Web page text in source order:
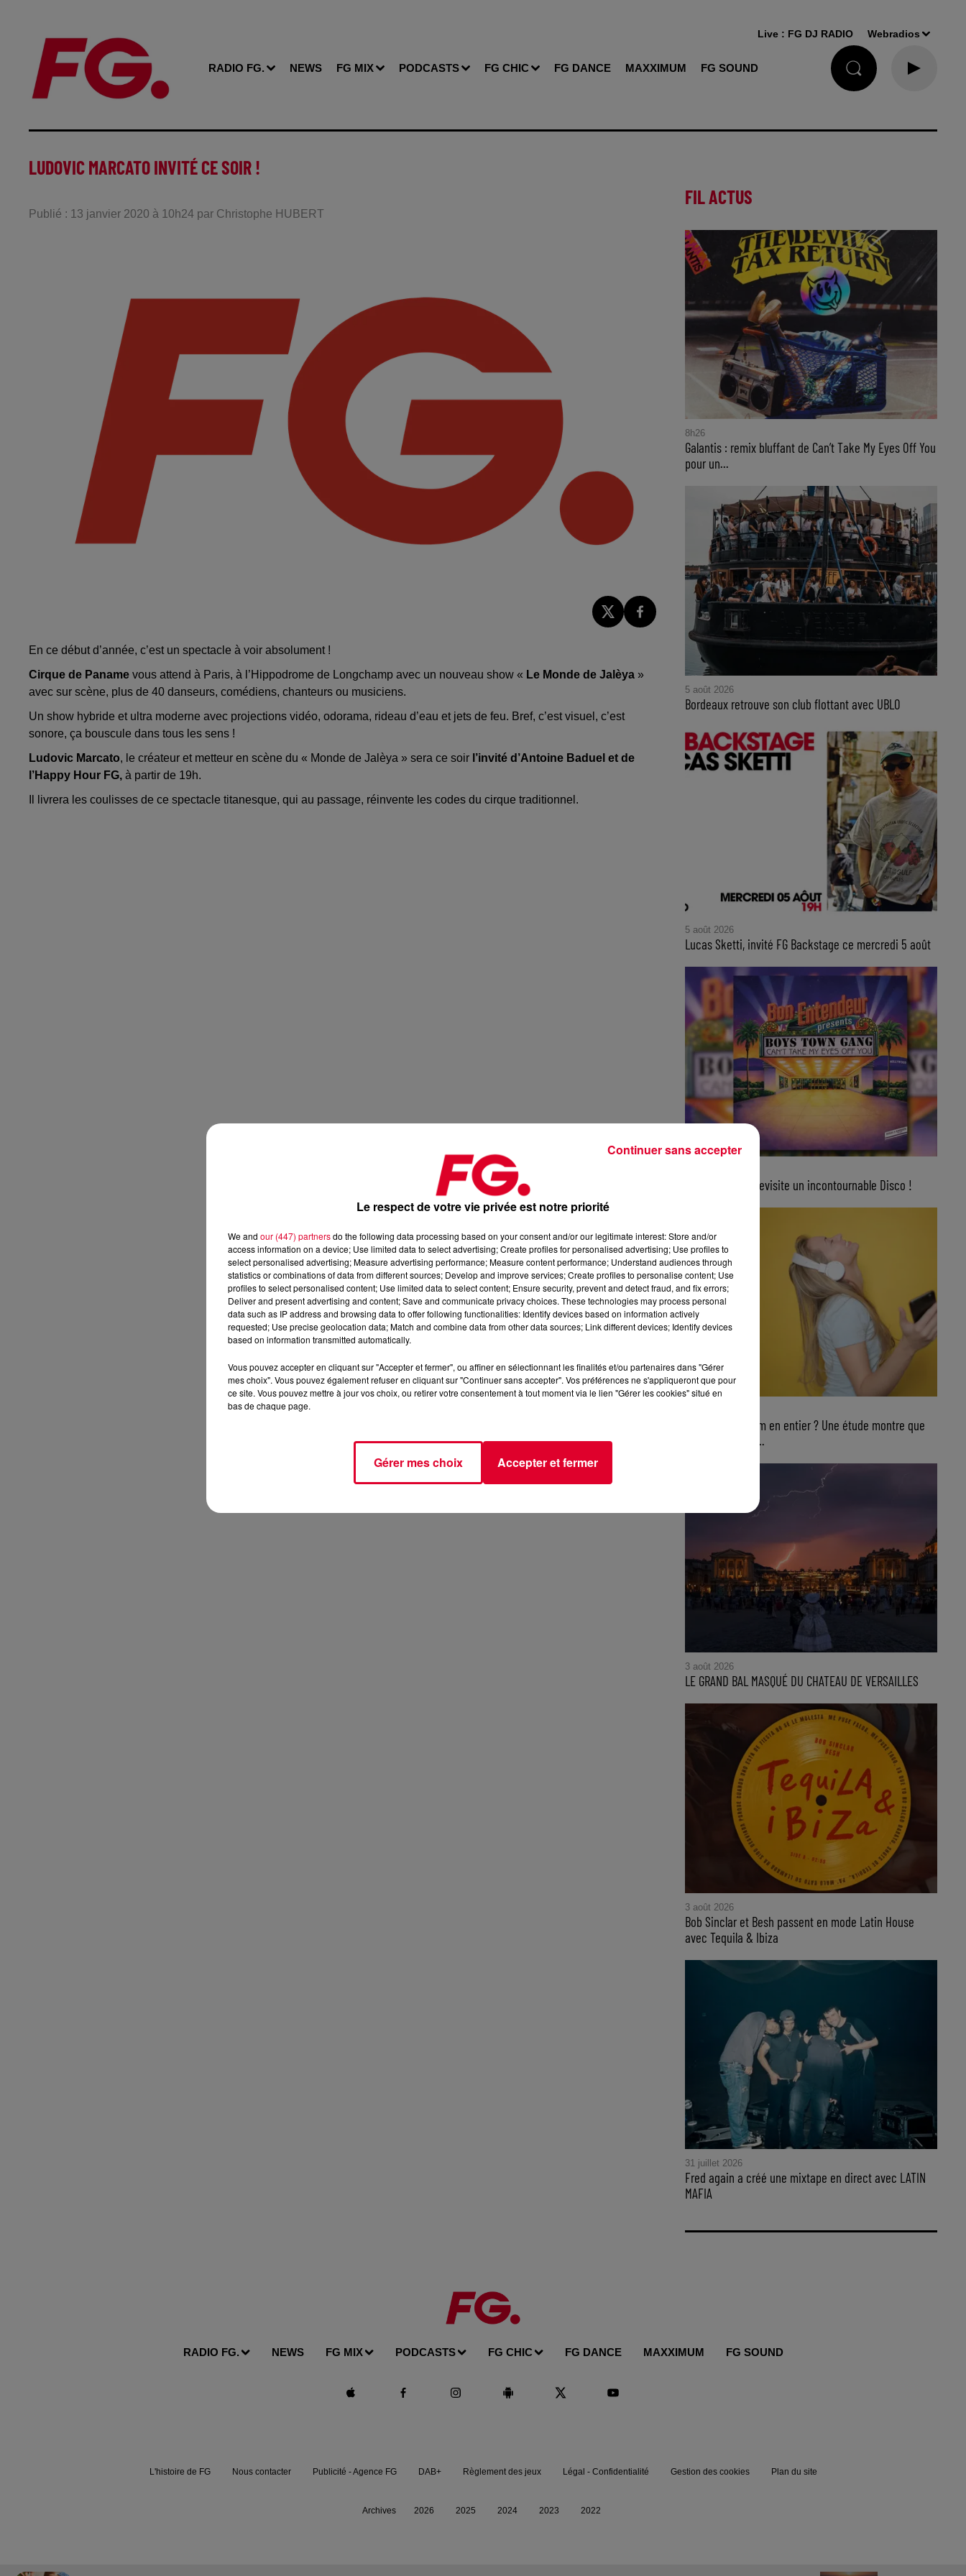
RADIO FG. NEWS FG MIX PODCASTS FG CHIC FG DANCE MAXXIMUM FG SOUND
Live : FG DJ RADIO Webradios
LUDOVIC MARCATO INVITÉ CE SOIR !
Publié : 13 janvier 2020 à 10h24 par Christophe HUBERT
En ce début d’année, c’est un spectacle à voir absolument !
Cirque de Paname vous attend à Paris, à l’Hippodrome de Longchamp avec un nouveau show « Le Monde de Jalèya »
avec sur scène, plus de 40 danseurs, comédiens, chanteurs ou musiciens.
Un show hybride et ultra moderne avec projections vidéo, odorama, rideau d’eau et jets de feu. Bref, c’est visuel, c’est
sonore, ça bouscule dans tous les sens !
Ludovic Marcato, le créateur et metteur en scène du « Monde de Jalèya » sera ce soir l’invité d’Antoine Baduel et de
l’Happy Hour FG, à partir de 19h.
Il livrera les coulisses de ce spectacle titanesque, qui au passage, réinvente les codes du cirque traditionnel.
FIL ACTUS
8h26
Galantis : remix bluffant de Can’t Take My Eyes Off You
pour un...
5 août 2026
Bordeaux retrouve son club flottant avec UBLO
5 août 2026
Lucas Sketti, invité FG Backstage ce mercredi 5 août
Bon Entendeur revisite un incontournable Disco !
Ecouter un album en entier ? Une étude montre que
ce n’est plus du...
3 août 2026
LE GRAND BAL MASQUÉ DU CHATEAU DE VERSAILLES
3 août 2026
Bob Sinclar et Besh passent en mode Latin House
avec Tequila & Ibiza
31 juillet 2026
Fred again a créé une mixtape en direct avec LATIN
MAFIA
RADIO FG. NEWS FG MIX PODCASTS FG CHIC FG DANCE MAXXIMUM FG SOUND
L'histoire de FG Nous contacter Publicité - Agence FG DAB+ Règlement des jeux Légal - Confidentialité Gestion des cookies Plan du site
Archives 2026 2025 2024 2023 2022
Le respect de votre vie privée est notre priorité
We and our (447) partnersdo the following data processing based on your consent and/or our legitimate interest: Store and/or
access information on a device; Use limited data to select advertising; Create profiles for personalised advertising; Use profiles to
select personalised advertising; Measure advertising performance; Measure content performance; Understand audiences through
statistics or combinations of data from different sources; Develop and improve services; Create profiles to personalise content; Use
profiles to select personalised content; Use limited data to select content; Ensure security, prevent and detect fraud, and fix errors;
Deliver and present advertising and content; Save and communicate privacy choices. These technologies may process personal
data such as IP address and browsing data to offer following functionalities: Identify devices based on information actively
requested; Use precise geolocation data; Match and combine data from other data sources; Link different devices; Identify devices
based on information transmitted automatically.
Vous pouvez accepter en cliquant sur "Accepter et fermer", ou affiner en sélectionnant les finalités et/ou partenaires dans "Gérer
mes choix". Vous pouvez également refuser en cliquant sur "Continuer sans accepter". Vos préférences ne s'appliqueront que pour
ce site. Vous pouvez mettre à jour vos choix, ou retirer votre consentement à tout moment via le lien "Gérer les cookies" situé en
bas de chaque page.
Gérer mes choix Accepter et fermer
Continuer sans accepter